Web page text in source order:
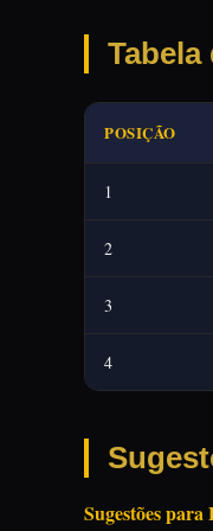
POSIÇÃO
1
2
3
4
Sugestões